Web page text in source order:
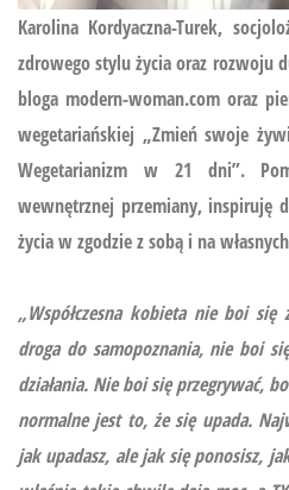
Karolina Kordyaczna-Turek,
zdrowego stylu życia oraz rozwoju
bloga modern-woman.com oraz
wegetariańskiej „Zmień swoje
Wegetarianizm w 21 dni”.
wewnętrznej przemiany, inspiruję
życia w zgodzie z sobą i na
„Współczesna kobieta nie boi
droga do samopoznania, nie boi
działania. Nie boi się przegrywać,
normalne jest to, że się upada.
jak upadasz, ale jak się ponosisz,